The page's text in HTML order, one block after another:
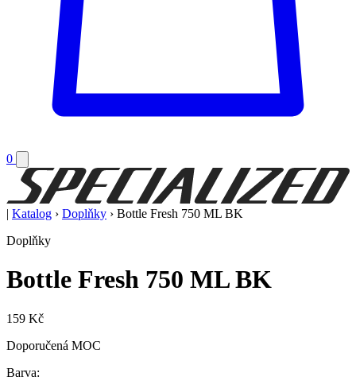
0
| Katalog › Doplňky › Bottle Fresh 750 ML BK
Doplňky
Bottle Fresh 750 ML BK
159 Kč
Doporučená MOC
Barva: